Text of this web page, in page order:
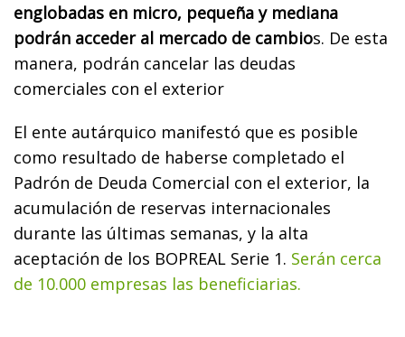
englobadas en micro, pequeña y mediana
podrán acceder al mercado de cambios. De esta
manera, podrán cancelar las deudas
comerciales con el exterior
El ente autárquico manifestó que es posible
como resultado de haberse completado el
Padrón de Deuda Comercial con el exterior, la
acumulación de reservas internacionales
durante las últimas semanas, y la alta
aceptación de los BOPREAL Serie 1. Serán cerca
de 10.000 empresas las beneficiarias.